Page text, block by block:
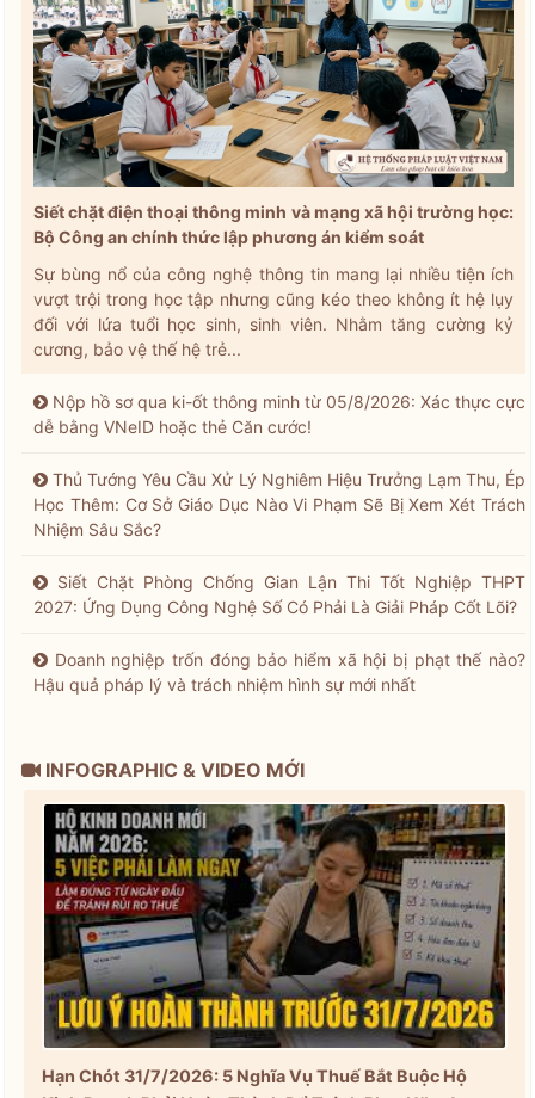
Siết chặt điện thoại thông minh và mạng xã hội trường học:
Bộ Công an chính thức lập phương án kiểm soát
Sự bùng nổ của công nghệ thông tin mang lại nhiều tiện ích
vượt trội trong học tập nhưng cũng kéo theo không ít hệ lụy
đối với lứa tuổi học sinh, sinh viên. Nhằm tăng cường kỷ
cương, bảo vệ thế hệ trẻ...
Nộp hồ sơ qua ki-ốt thông minh từ 05/8/2026: Xác thực cực
dễ bằng VNeID hoặc thẻ Căn cước!
Thủ Tướng Yêu Cầu Xử Lý Nghiêm Hiệu Trưởng Lạm Thu, Ép
Học Thêm: Cơ Sở Giáo Dục Nào Vi Phạm Sẽ Bị Xem Xét Trách
Nhiệm Sâu Sắc?
Siết Chặt Phòng Chống Gian Lận Thi Tốt Nghiệp THPT
2027: Ứng Dụng Công Nghệ Số Có Phải Là Giải Pháp Cốt Lõi?
Doanh nghiệp trốn đóng bảo hiểm xã hội bị phạt thế nào?
Hậu quả pháp lý và trách nhiệm hình sự mới nhất
INFOGRAPHIC & VIDEO MỚI
Hạn Chót 31/7/2026: 5 Nghĩa Vụ Thuế Bắt Buộc Hộ